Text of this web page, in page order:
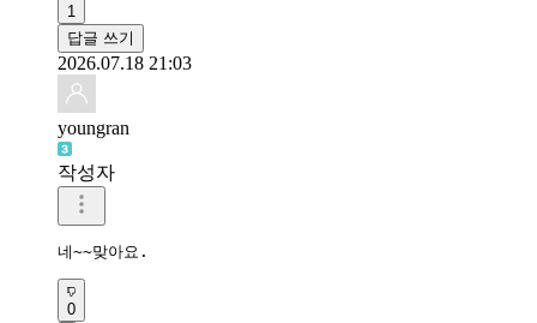
1
답글 쓰기
2026.07.18 21:03
youngran
작성자
0